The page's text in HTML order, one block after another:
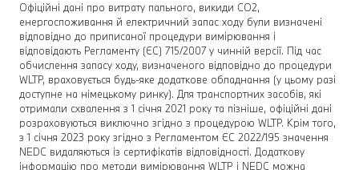
Офіційні дані про витрату пального, викиди СО2,
енергоспоживання й електричний запас ходу були визначені
відповідно до приписаної процедури вимірювання і
відповідають Регламенту (ЄС) 715/2007 у чинній версії. Під час
обчислення запасу ходу, визначеного відповідно до процедури
WLTP, враховується будь-яке додаткове обладнання (у цьому разі
доступне на німецькому ринку). Для транспортних засобів, які
отримали схвалення з 1 січня 2021 року та пізніше, офіційні дані
розраховуються виключно згідно з процедурою WLTP. Крім того,
з 1 січня 2023 року згідно з Регламентом ЄС 2022/195 значення
NEDC видаляються із сертифікатів відповідності. Додаткову
інформацію про методи вимірювання WLTP і NEDC можна